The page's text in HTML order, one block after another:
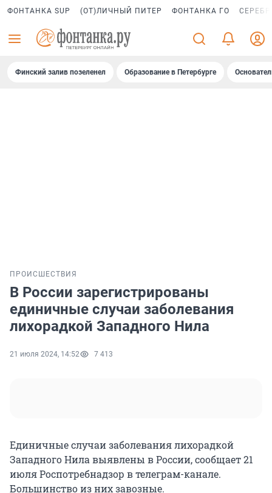
ФОНТАНКА SUP (ОТ)ЛИЧНЫЙ ПИТЕР ФОНТАНКА ГО
Финский залив позеленел Образование в Петербурге
ПРОИСШЕСТВИЯ
В России зарегистрированы
единичные случаи заболевания
лихорадкой Западного Нила
21 июля 2024, 14:52 7 413
Единичные случаи заболевания лихорадкой
Западного Нила выявлены в России, сообщает 21
июля Роспотребнадзор в телеграм-канале.
Большинство из них завозные.